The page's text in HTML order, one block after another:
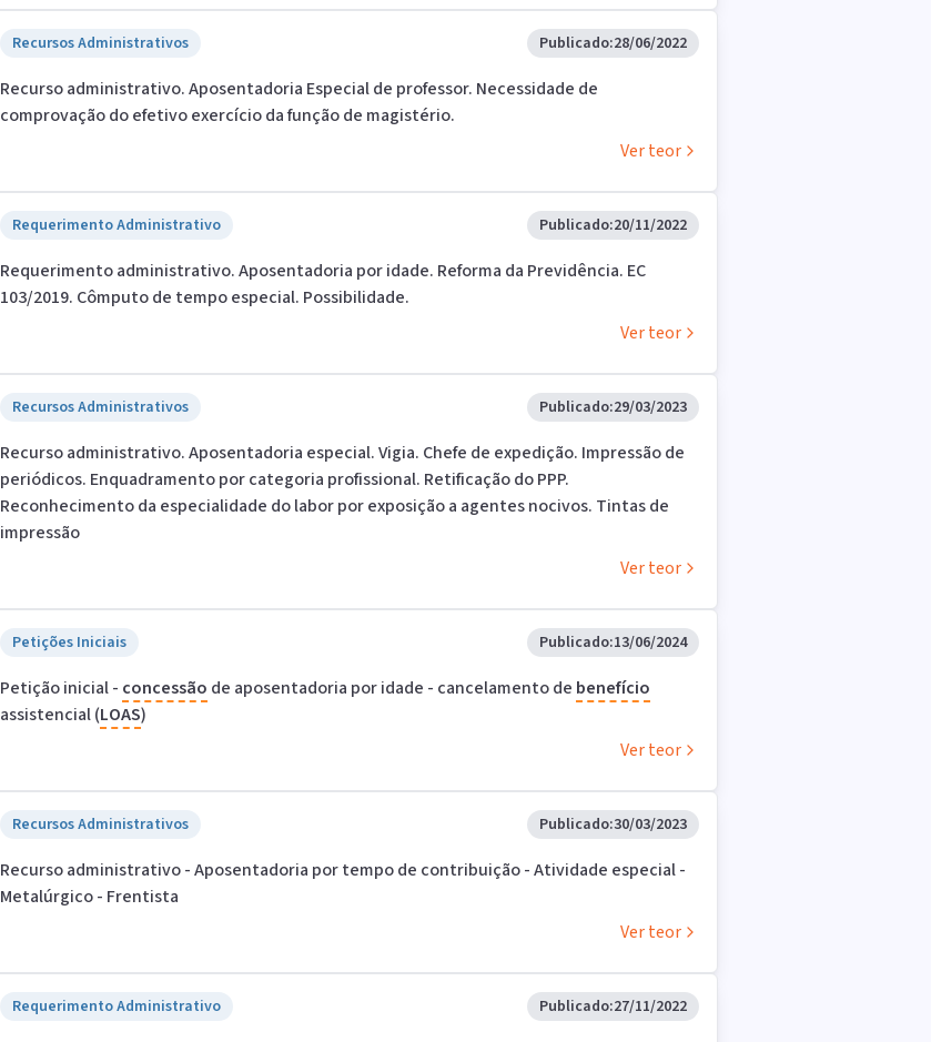
Recursos Administrativos Publicado:28/06/2022
Recurso administrativo. Aposentadoria Especial de professor. Necessidade de
comprovação do efetivo exercício da função de magistério.
Ver teor
Requerimento Administrativo Publicado:20/11/2022
Requerimento administrativo. Aposentadoria por idade. Reforma da Previdência. EC
103/2019. Cômputo de tempo especial. Possibilidade.
Ver teor
Recursos Administrativos Publicado:29/03/2023
Recurso administrativo. Aposentadoria especial. Vigia. Chefe de expedição. Impressão de
periódicos. Enquadramento por categoria profissional. Retificação do PPP.
Reconhecimento da especialidade do labor por exposição a agentes nocivos. Tintas de
impressão
Ver teor
Petições Iniciais Publicado:13/06/2024
Petição inicial - concessão de aposentadoria por idade - cancelamento de benefício
assistencial (LOAS)
Ver teor
Recursos Administrativos Publicado:30/03/2023
Recurso administrativo - Aposentadoria por tempo de contribuição - Atividade especial -
Metalúrgico - Frentista
Ver teor
Requerimento Administrativo Publicado:27/11/2022